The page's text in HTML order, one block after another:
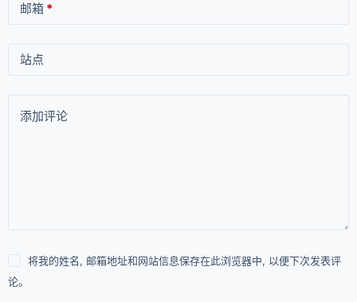
邮箱 *
站点
添加评论
将我的姓名, 邮箱地址和网站信息保存在此浏览器中, 以便下次发表评
论。